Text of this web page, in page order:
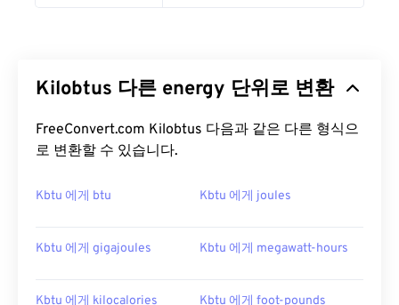
Kilobtus 다른 energy 단위로 변환
FreeConvert.com Kilobtus 다음과 같은 다른 형식으
로 변환할 수 있습니다.
Kbtu 에게 btu Kbtu 에게 joules
Kbtu 에게 gigajoules Kbtu 에게 megawatt-hours
Kbtu 에게 kilocalories Kbtu 에게 foot-pounds